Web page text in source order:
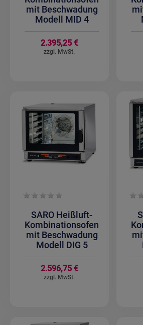
mit Beschwadung
Modell MID 4
2.395,25 €
SARO Heißluft-
Kombinationsofen
mit Beschwadung
Modell DIG 5
2.596,75 €